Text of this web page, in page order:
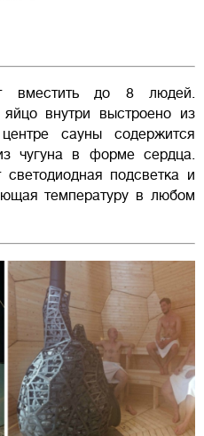
вместить до 8 людей.
яйцо внутри выстроено из
сауны содержится
чугуна в форме сердца.
подсветка и
температуру в любом